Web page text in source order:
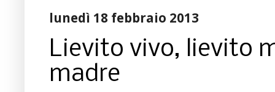
lunedì 18 febbraio 2013
Lievito vivo, lievito
madre